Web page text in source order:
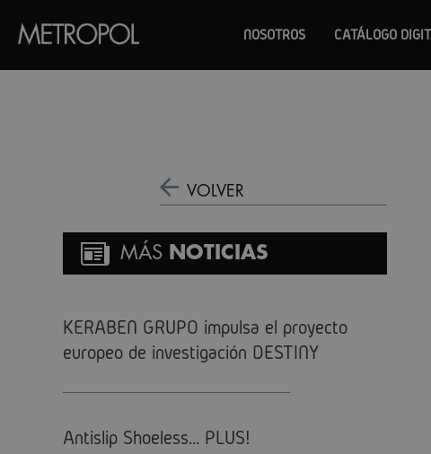
NOSOTROS CATÁLOGO
VOLVER
MÁS NOTICIAS
KERABEN GRUPO impulsa el proyecto
europeo de investigación DESTINY
Antislip Shoeless... PLUS!